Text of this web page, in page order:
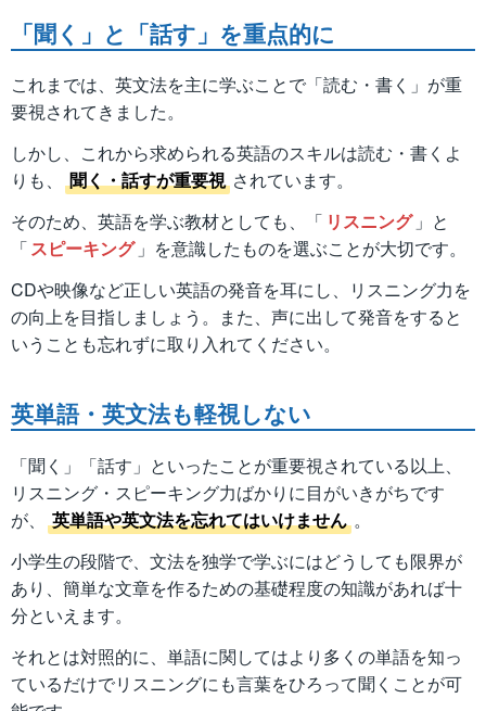
「聞く」と「話す」を重点的に
これまでは、英文法を主に学ぶことで「読む・書く」が重
要視されてきました。
しかし、これから求められる英語のスキルは読む・書くよ
りも、
聞く・話すが重要視 されています。
そのため、英語を学ぶ教材としても、「 リスニング 」と
「スピーキング 」を意識したものを選ぶことが大切です。
CDや映像など正しい英語の発音を耳にし、リスニング力を
の向上を目指しましょう。また、声に出して発音をすると
いうことも忘れずに取り入れてください。
英単語・英文法も軽視しない
「聞く」「話す」といったことが重要視されている以上、
リスニング・スピーキング力ばかりに目がいきがちです
が、
英単語や英文法を忘れてはいけません 。
小学生の段階で、文法を独学で学ぶにはどうしても限界が
あり、簡単な文章を作るための基礎程度の知識があれば十
分といえます。
それとは対照的に、単語に関してはより多くの単語を知っ
ているだけでリスニングにも言葉をひろって聞くことが可